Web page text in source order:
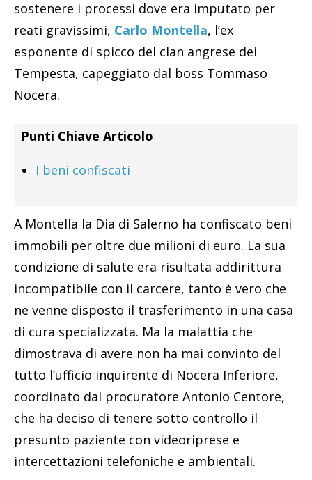
sostenere i processi dove era imputato per
reati gravissimi, Carlo Montella, l’ex
esponente di spicco del clan angrese dei
Tempesta, capeggiato dal boss Tommaso
Nocera.
Punti Chiave Articolo
I beni confiscati
A Montella la Dia di Salerno ha confiscato beni
immobili per oltre due milioni di euro. La sua
condizione di salute era risultata addirittura
incompatibile con il carcere, tanto è vero che
ne venne disposto il trasferimento in una casa
di cura specializzata. Ma la malattia che
dimostrava di avere non ha mai convinto del
tutto l’ufficio inquirente di Nocera Inferiore,
coordinato dal procuratore Antonio Centore,
che ha deciso di tenere sotto controllo il
presunto paziente con videoriprese e
intercettazioni telefoniche e ambientali.